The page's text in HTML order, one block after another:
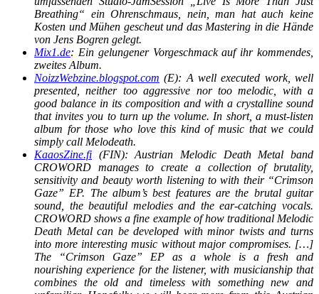
Breathing“ ein Ohrenschmaus, nein, man hat auch keine
Kosten und Mühen gescheut und das Mastering in die Hände
von Jens Bogren gelegt.
Mix1.de: Ein gelungener Vorgeschmack auf ihr kommendes,
zweites Album.
NoizzWebzine.blogspot.com (E): A well executed work, well
presented, neither too aggressive nor too melodic, with a
good balance in its composition and with a crystalline sound
that invites you to turn up the volume. In short, a must-listen
album for those who love this kind of music that we could
simply call Melodeath.
KaaosZine.fi (FIN): Austrian Melodic Death Metal band
CROWORD manages to create a collection of brutality,
sensitivity and beauty worth listening to with their “Crimson
Gaze” EP. The album’s best features are the brutal guitar
sound, the beautiful melodies and the ear-catching vocals.
CROWORD shows a fine example of how traditional Melodic
Death Metal can be developed with minor twists and turns
into more interesting music without major compromises. […]
The “Crimson Gaze” EP as a whole is a fresh and
nourishing experience for the listener, with musicianship that
combines the old and timeless with something new and